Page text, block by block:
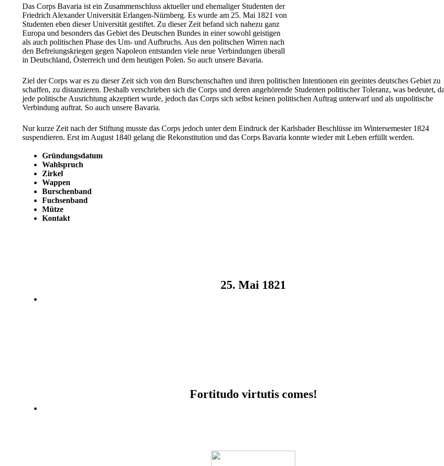
Das Corps Bavaria ist ein Zusammenschluss aktueller und ehemaliger Studenten der
Friedrich Alexander Universität Erlangen-Nürnberg. Es wurde am 25. Mai 1821 von
Studenten eben dieser Universität gestiftet. Zu dieser Zeit befand sich nahezu ganz
Europa und besonders das Gebiet des Deutschen Bundes in einer sowohl geistigen
als auch politischen Phase des Um- und Aufbruchs. Aus den politschen Wirren nach
den Befreiungskriegen gegen Napoleon entstanden viele neue Verbindungen überall
in Deutschland, Österreich und dem heutigen Polen. So auch unsere Bavaria.
Ziel der Corps war es zu dieser Zeit sich von den Burschenschaften und ihren politischen Intentionen ein geeintes deutsches Gebiet zu
schaffen, zu distanzieren. Deshalb verschrieben sich die Corps und deren angehörende Studenten politischer Toleranz, was bedeutet,
jede politische Ausrichtung akzeptiert wurde, jedoch das Corps sich selbst keinen politischen Auftrag unterwarf und als unpolitische
Verbindung auftrat. So auch unsere Bavaria.
Nur kurze Zeit nach der Stiftung musste das Corps jedoch unter dem Eindruck der Karlsbader Beschlüsse im Wintersemester 1824
suspendieren. Erst im August 1840 gelang die Rekonstitution und das Corps Bavaria konnte wieder mit Leben erfüllt werden.
Gründungsdatum
Wahlspruch
Zirkel
Wappen
Burschenband
Fuchsenband
Mütze
Kontakt
25. Mai 1821
Fortitudo virtutis comes!